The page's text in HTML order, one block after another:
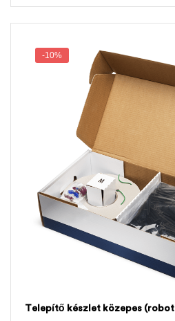
-10%
Telepítő készlet közepes